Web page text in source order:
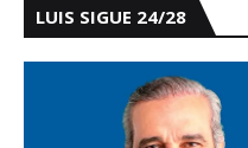
LUIS SIGUE 24/28